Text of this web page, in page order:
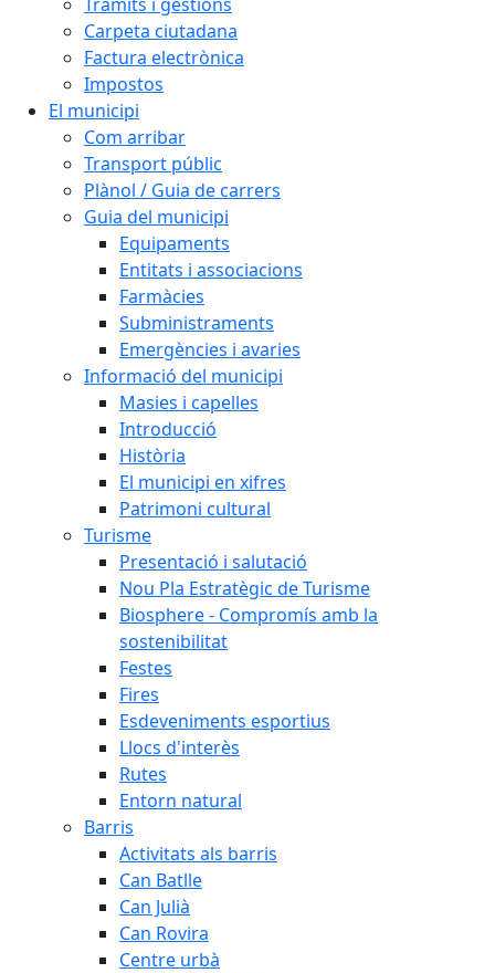
Carpeta ciutadana
Factura electrònica
Impostos
El municipi
Com arribar
Transport públic
Plànol / Guia de carrers
Guia del municipi
Equipaments
Entitats i associacions
Farmàcies
Subministraments
Emergències i avaries
Informació del municipi
Masies i capelles
Introducció
Història
El municipi en xifres
Patrimoni cultural
Turisme
Presentació i salutació
Nou Pla Estratègic de Turisme
Biosphere - Compromís amb la
sostenibilitat
Festes
Fires
Esdeveniments esportius
Llocs d'interès
Rutes
Entorn natural
Barris
Activitats als barris
Can Batlle
Can Julià
Can Rovira
Centre urbà